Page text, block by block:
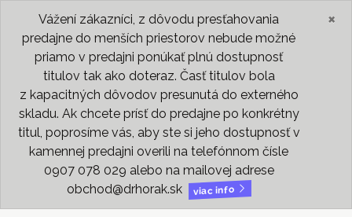
Vážení zákazníci, z dôvodu presťahovania
predajne do menších priestorov nebude možné
priamo v predajni ponúkať plnú dostupnosť
titulov tak ako doteraz. Časť titulov bola
z kapacitných dôvodov presunutá do externého
skladu. Ak chcete prísť do predajne po konkrétny
titul, poprosíme vás, aby ste si jeho dostupnosť v
kamennej predajni overili na telefónnom čísle
0907 078 029 alebo na mailovej adrese
obchod@drhorak.sk
viac info
×